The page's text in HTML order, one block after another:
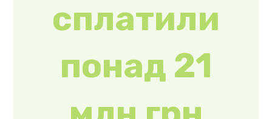
туристичн
ого збору
Протягом січня-